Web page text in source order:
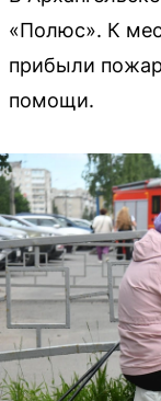
«Полюс». К
прибыли
помощи.